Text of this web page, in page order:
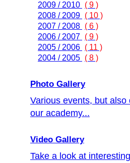
2009 / 2010 ( 9 )
2008 / 2009 ( 10 )
2007 / 2008 ( 6 )
2006 / 2007 ( 9 )
2005 / 2006 ( 11 )
2004 / 2005 ( 8 )
Photo Gallery
Various events, but also
our academy...
Video Gallery
Take a look at